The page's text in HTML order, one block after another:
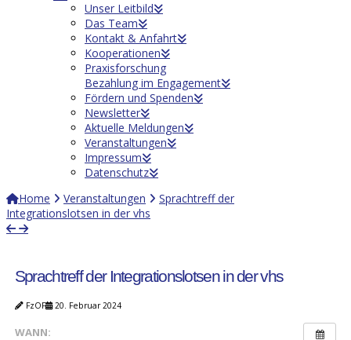
Unser Leitbild
Das Team
Kontakt & Anfahrt
Kooperationen
Praxisforschung
Bezahlung im Engagement
Fördern und Spenden
Newsletter
Aktuelle Meldungen
Veranstaltungen
Impressum
Datenschutz
Home
Veranstaltungen
Sprachtreff der
Integrationslotsen in der vhs
Sprachtreff der Integrationslotsen in der vhs
FzOF 20. Februar 2024
WANN: